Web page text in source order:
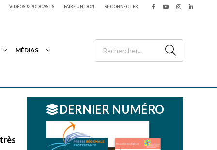
VIDÉOS & PODCASTS FAIRE UN DON SE CONNECTER
MÉDIAS
DERNIER NUMÉRO